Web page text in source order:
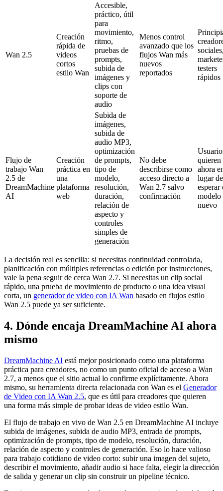
Wan 2.5
Creación
rápida de
videos
cortos
estilo Wan
Accesible,
práctico, útil
para
movimiento,
ritmo,
pruebas de
prompts,
subida de
imágenes y
clips con
soporte de
audio
Menos control
avanzado que los
flujos Wan más
nuevos
reportados
testers
rápidos
Flujo de
trabajo Wan
2.5 de
DreamMachine
AI
Creación
práctica en
una
plataforma
web
Subida de
imágenes,
subida de
audio MP3,
optimización
de prompts,
tipo de
modelo,
resolución,
duración,
relación de
aspecto y
controles
simples de
generación
No debe
describirse como
acceso directo a
Wan 2.7 salvo
confirmación
quieren
ahora
lugar de
esperar
modelo
nuevo
La decisión real es sencilla: si necesitas continuidad controlada,
planificación con múltiples referencias o edición por instrucciones,
vale la pena seguir de cerca Wan 2.7. Si necesitas un clip social
rápido, una prueba de movimiento de producto o una idea visual
corta, un generador de video con IA Wan basado en flujos estilo
Wan 2.5 puede ya ser suficiente.
4. Dónde encaja DreamMachine AI ahora
mismo
DreamMachine AI está mejor posicionado como una plataforma
práctica para creadores, no como un punto oficial de acceso a Wan
2.7, a menos que el sitio actual lo confirme explícitamente. Ahora
mismo, su herramienta directa relacionada con Wan es el Generador
de Video con IA Wan 2.5, que es útil para creadores que quieren
una forma más simple de probar ideas de video estilo Wan.
El flujo de trabajo en vivo de Wan 2.5 en DreamMachine AI incluye
subida de imágenes, subida de audio MP3, entrada de prompts,
optimización de prompts, tipo de modelo, resolución, duración,
relación de aspecto y controles de generación. Eso lo hace valioso
para trabajo cotidiano de video corto: subir una imagen del sujeto,
describir el movimiento, añadir audio si hace falta, elegir la dirección
de salida y generar un clip sin construir un pipeline técnico.